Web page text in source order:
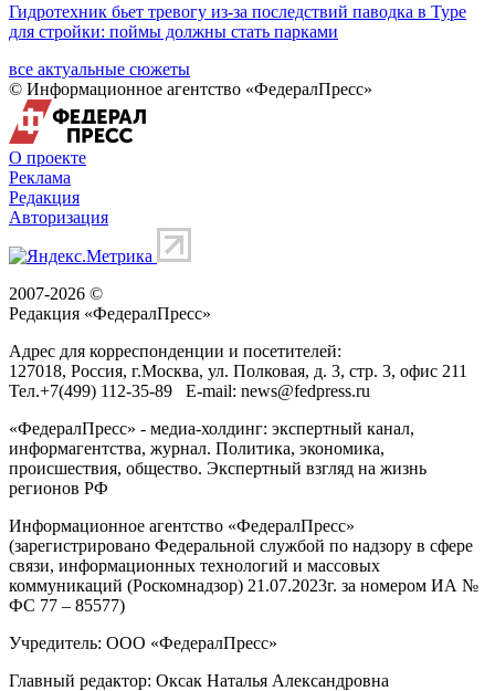
Гидротехник бьет тревогу из-за последствий паводка в Туре
для стройки: поймы должны стать парками
все актуальные сюжеты
© Информационное агентство «ФедералПресс»
О проекте
Реклама
Редакция
Авторизация
2007-2026 ©
Редакция «ФедералПресс»
Адрес для корреспонденции и посетителей:
127018, Россия, г.Москва, ул. Полковая, д. 3, стр. 3, офис 211
Тел.+7(499) 112-35-89 E-mail: news@fedpress.ru
«ФедералПресс» - медиа-холдинг: экспертный канал,
информагентства, журнал. Политика, экономика,
происшествия, общество. Экспертный взгляд на жизнь
регионов РФ
Информационное агентство «ФедералПресс»
(зарегистрировано Федеральной службой по надзору в сфере
связи, информационных технологий и массовых
коммуникаций (Роскомнадзор) 21.07.2023г. за номером ИА №
ФС 77 – 85577)
Учредитель: ООО «ФедералПресс»
Главный редактор: Оксак Наталья Александровна